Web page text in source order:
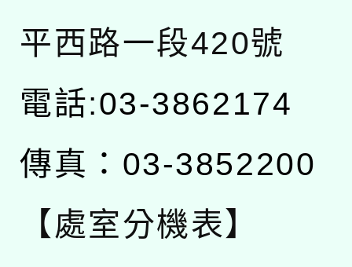
平西路一段420號
電話:03-3862174
傳真：03-3852200
【處室分機表】